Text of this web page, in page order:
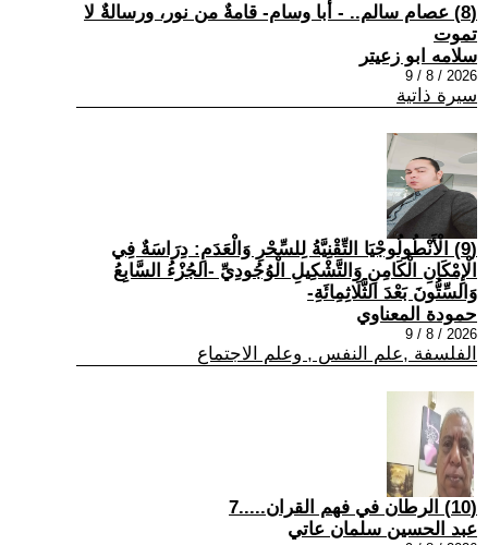
(8) عصام سالم.. - أبا وسام- قامةٌ من نور، ورسالةٌ لا
تموت
سلامه ابو زعيتر
2026 / 8 / 9
سيرة ذاتية
(9) الْأَنْطُولُوجْيَا التِّقْنِيَّةُ لِلسِّحْرِ وَالْعَدَمِ: دِرَاسَةٌ فِي
الْإِمْكَانِ الْكَامِنِ وَالتَّشْكِيلِ الْوُجُودِيِّ -الجُزْءُ السَّابِعُ
وَالسِّتُّونَ بَعْدَ الثَّلَاثِمِائَةِ-
حمودة المعناوي
2026 / 8 / 9
الفلسفة ,علم النفس , وعلم الاجتماع
(10) الرطان في فهم القران.....7
عبد الحسين سلمان عاتي